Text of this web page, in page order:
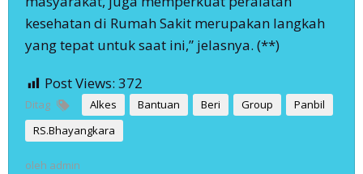
kesehatan di Rumah Sakit merupakan langkah
yang tepat untuk saat ini,” jelasnya. (**)
Post Views: 372
Ditag Alkes Bantuan Beri Group
Panbil
RS.Bhayangkara
oleh admin